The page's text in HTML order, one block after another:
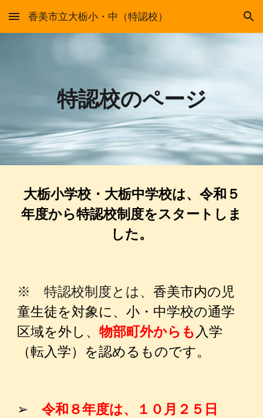
Skip to main content Skip to navigation
香美市立大栃小・中（特認校）
特認校のページ
大栃小学校・大栃中学校は、令和５
年度から特認校制度をスタートしま
した。
※ 特認校制度とは、香美市内の児
童生徒を対象に、小・中学校の通学
区域を外し、物部町外からも 入学
（転入学）を認めるものです。
➢令和８年度は、１０月２５日